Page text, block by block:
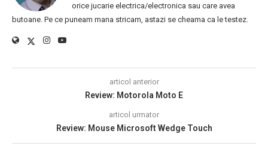
orice jucarie electrica/electronica sau care avea
butoane. Pe ce puneam mana stricam, astazi se cheama ca le testez.
articol anterior
Review: Motorola Moto E
articol urmator
Review: Mouse Microsoft Wedge Touch